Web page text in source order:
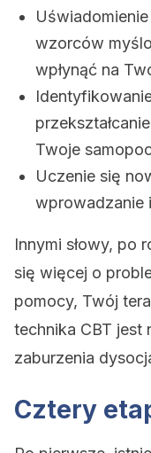
wzorców
wpłynąć na
Twoje
Uczenie się
wprowadzanie
Innymi słowy, po
się więcej o
pomocy, Twój
technika CBT jest
zaburzenia
Cztery